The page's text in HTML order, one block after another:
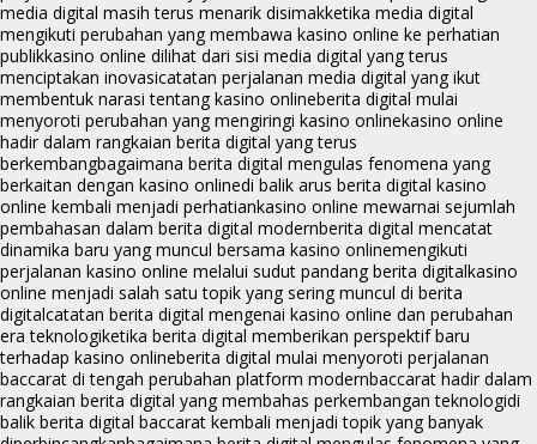
media digital masih terus menarik disimakketika media digital
mengikuti perubahan yang membawa kasino online ke perhatian
publikkasino online dilihat dari sisi media digital yang terus
menciptakan inovasicatatan perjalanan media digital yang ikut
membentuk narasi tentang kasino onlineberita digital mulai
menyoroti perubahan yang mengiringi kasino onlinekasino online
hadir dalam rangkaian berita digital yang terus
berkembangbagaimana berita digital mengulas fenomena yang
berkaitan dengan kasino onlinedi balik arus berita digital kasino
online kembali menjadi perhatiankasino online mewarnai sejumlah
pembahasan dalam berita digital modernberita digital mencatat
dinamika baru yang muncul bersama kasino onlinemengikuti
perjalanan kasino online melalui sudut pandang berita digitalkasino
online menjadi salah satu topik yang sering muncul di berita
digitalcatatan berita digital mengenai kasino online dan perubahan
era teknologiketika berita digital memberikan perspektif baru
terhadap kasino onlineberita digital mulai menyoroti perjalanan
baccarat di tengah perubahan platform modernbaccarat hadir dalam
rangkaian berita digital yang membahas perkembangan teknologidi
balik berita digital baccarat kembali menjadi topik yang banyak